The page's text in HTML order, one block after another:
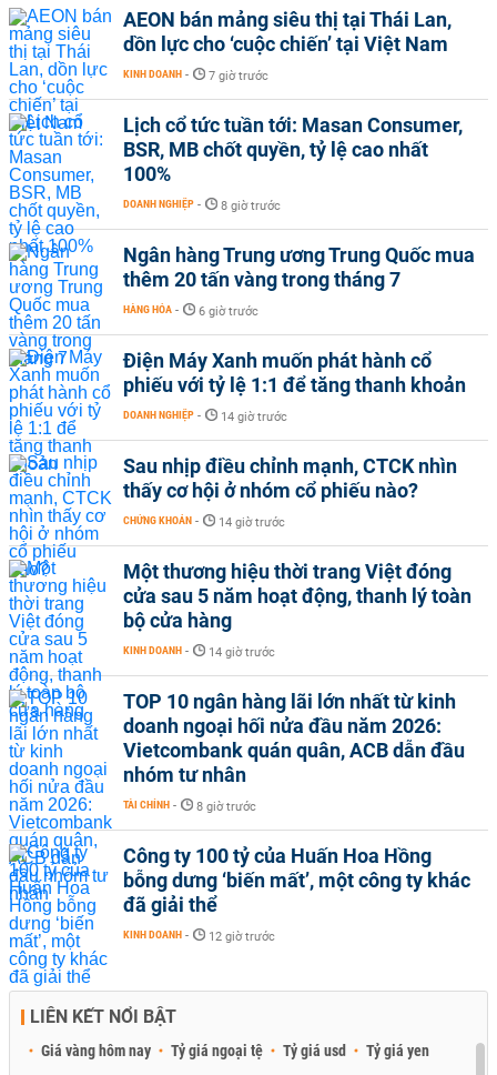
AEON bán mảng siêu thị tại Thái Lan,
dồn lực cho ‘cuộc chiến’ tại Việt Nam
KINH DOANH - 7 giờ trước
Lịch cổ tức tuần tới: Masan Consumer,
BSR, MB chốt quyền, tỷ lệ cao nhất
100%
DOANH NGHIỆP - 8 giờ trước
Ngân hàng Trung ương Trung Quốc mua
thêm 20 tấn vàng trong tháng 7
HÀNG HÓA - 6 giờ trước
Điện Máy Xanh muốn phát hành cổ
phiếu với tỷ lệ 1:1 để tăng thanh khoản
DOANH NGHIỆP - 14 giờ trước
Sau nhịp điều chỉnh mạnh, CTCK nhìn
thấy cơ hội ở nhóm cổ phiếu nào?
CHỨNG KHOÁN - 14 giờ trước
Một thương hiệu thời trang Việt đóng
cửa sau 5 năm hoạt động, thanh lý toàn
bộ cửa hàng
KINH DOANH - 14 giờ trước
TOP 10 ngân hàng lãi lớn nhất từ kinh
doanh ngoại hối nửa đầu năm 2026:
Vietcombank quán quân, ACB dẫn đầu
nhóm tư nhân
TÀI CHÍNH - 8 giờ trước
Công ty 100 tỷ của Huấn Hoa Hồng
bỗng dưng ‘biến mất’, một công ty khác
đã giải thể
KINH DOANH - 12 giờ trước
LIÊN KẾT NỔI BẬT
Giá vàng hôm nay Tỷ giá ngoại tệ Tỷ giá usd
Tỷ giá yen